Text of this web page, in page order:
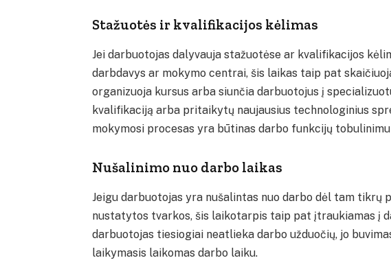
Stažuotės ir kvalifikacijos kėlimas
Jei darbuotojas dalyvauja stažuotėse ar kvalifikacijos
darbdavys ar mokymo centrai, šis laikas taip pat
organizuoja kursus arba siunčia darbuotojus į
kvalifikaciją arba pritaikytų naujausius technologinius
mokymosi procesas yra būtinas darbo funkcijų
Nušalinimo nuo darbo laikas
Jeigu darbuotojas yra nušalintas nuo darbo dėl tam
nustatytos tvarkos, šis laikotarpis taip pat įtraukiamas į
darbuotojas tiesiogiai neatlieka darbo užduočių, jo
laikymasis laikomas darbo laiku.